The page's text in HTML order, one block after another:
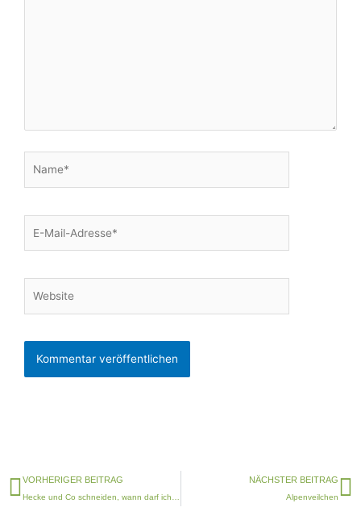
Mail-
Zurück
VORHERIGER BEITRAG
Hecke und Co schneiden, wann darf ich das?
NÄCHSTER BEITRAG
Alpenveilchen